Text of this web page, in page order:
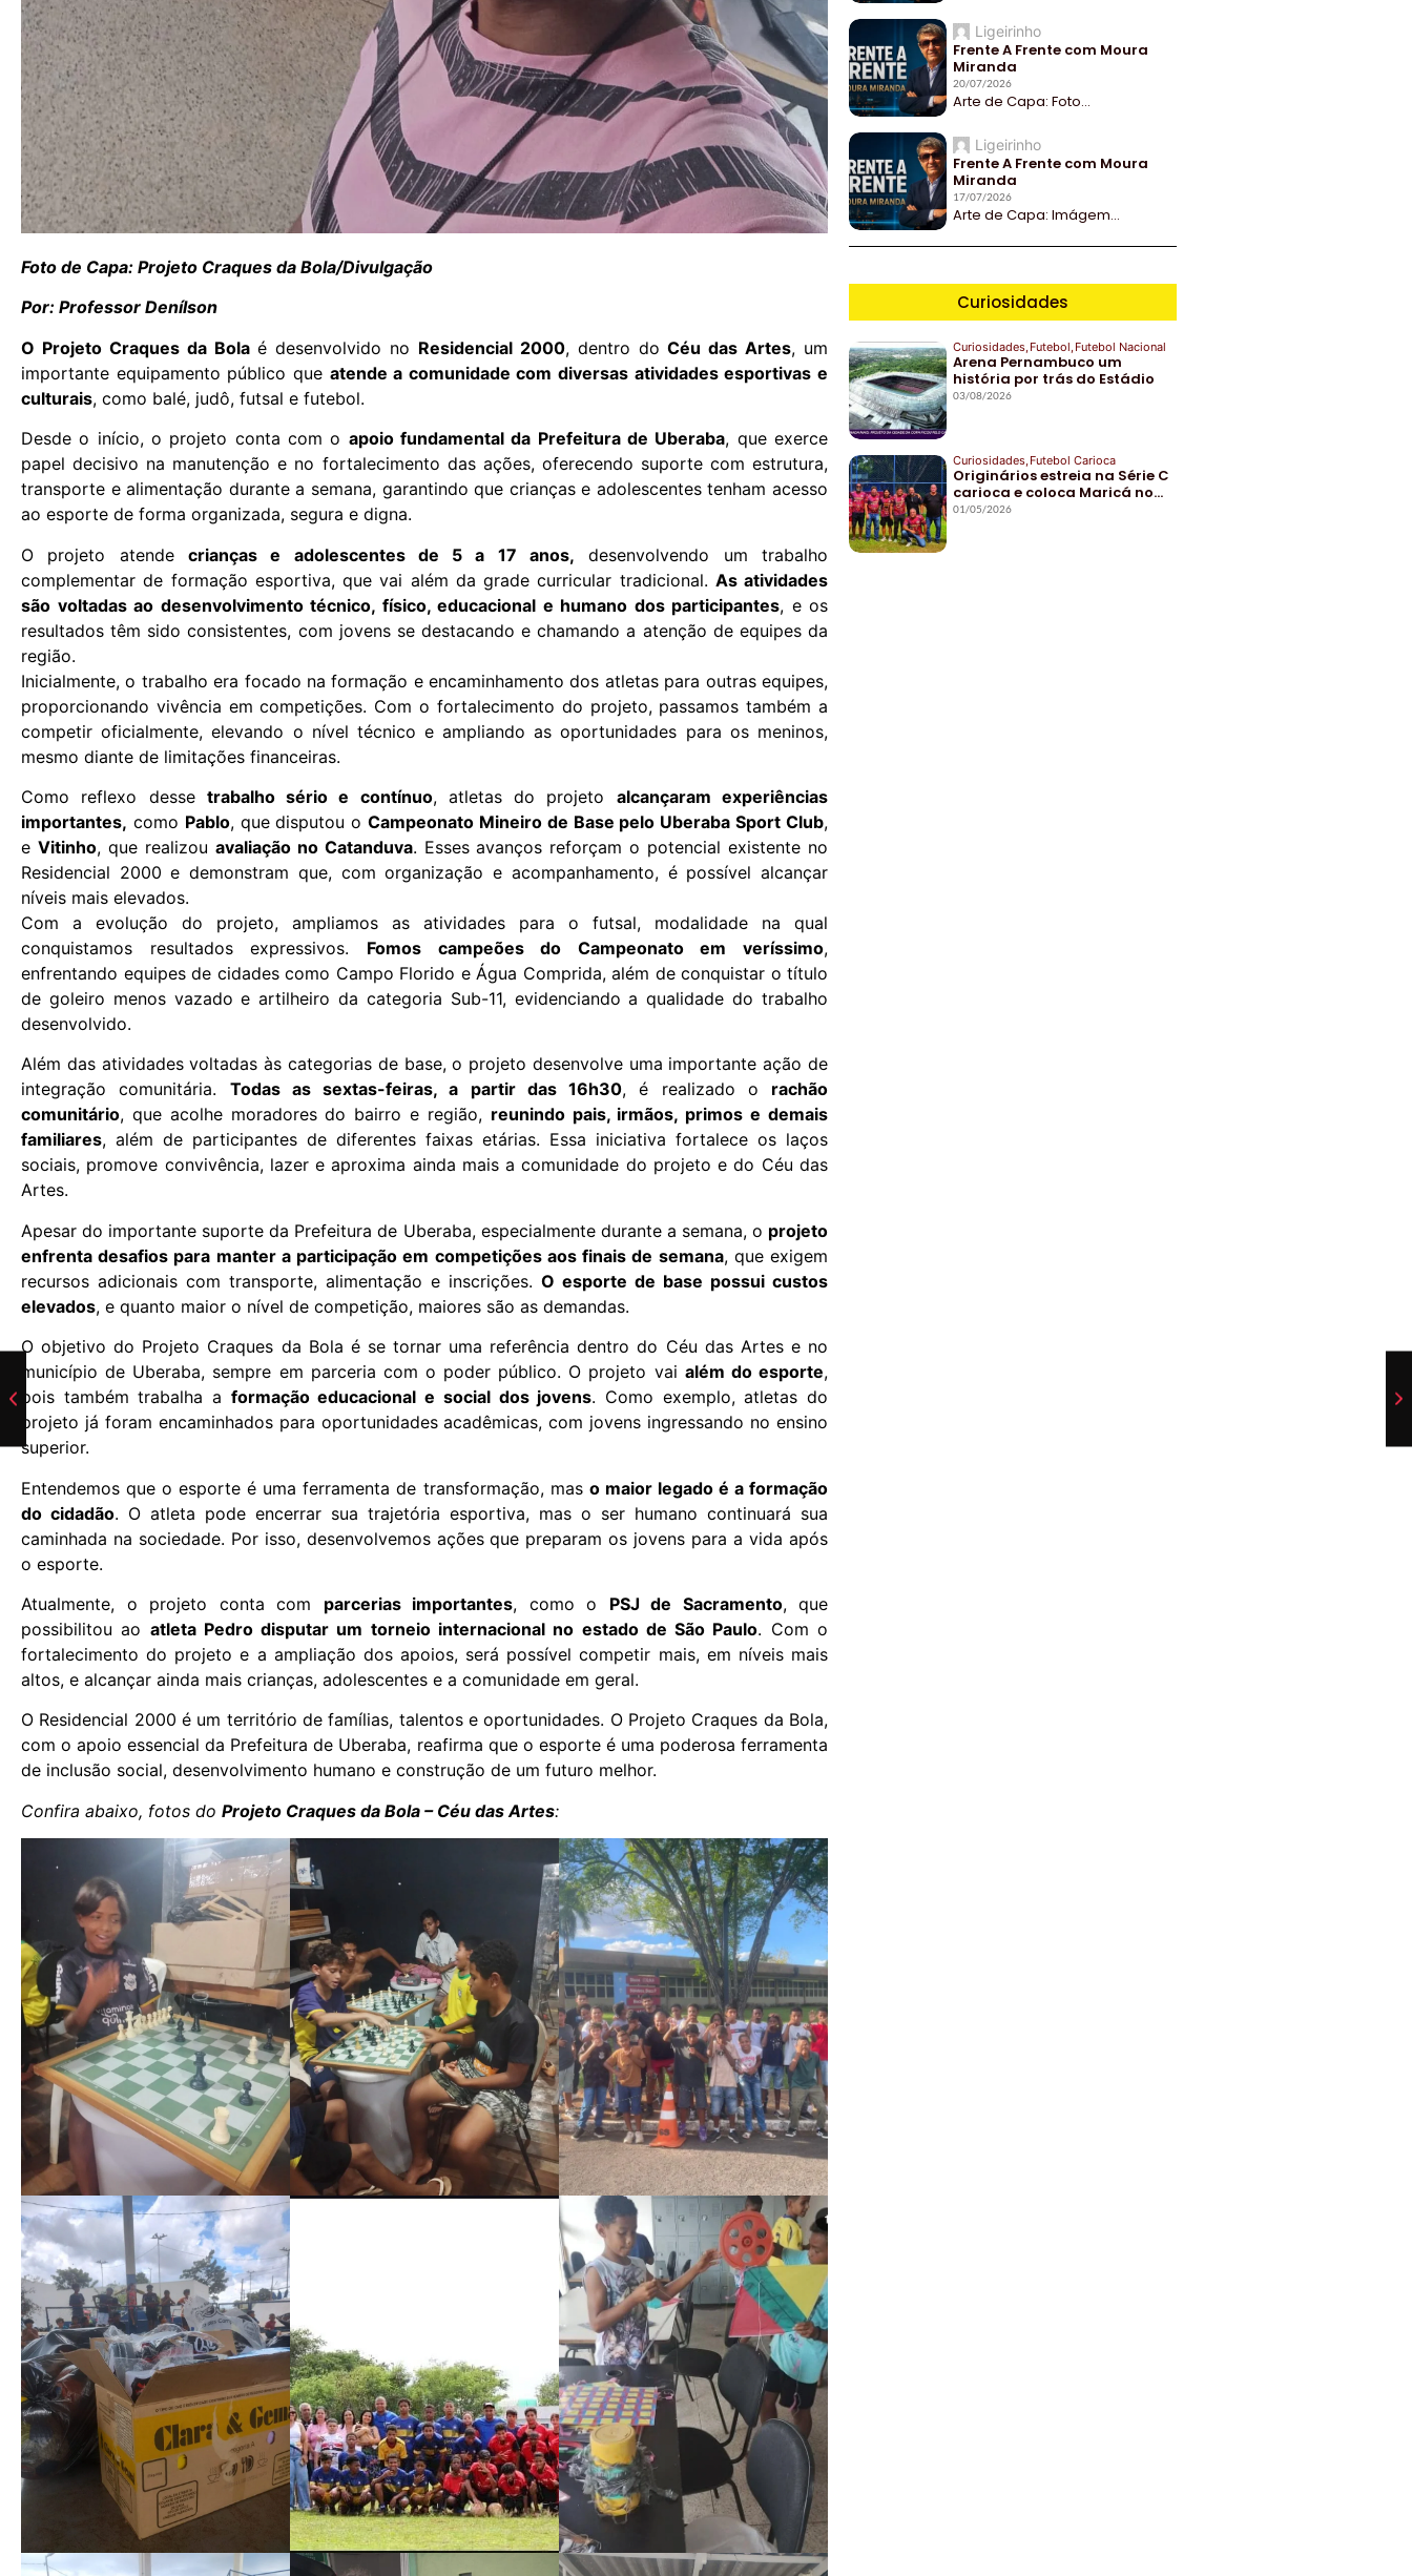
Foto de Capa: Projeto Craques da Bola/Divulgação
Por: Professor Denílson
O Projeto Craques da Bola é desenvolvido no Residencial 2000, dentro do Céu das Artes, um
importante equipamento público que atende a comunidade com diversas atividades esportivas e
culturais, como balé, judô, futsal e futebol.
Desde o início, o projeto conta com o apoio fundamental da Prefeitura de Uberaba, que exerce
papel decisivo na manutenção e no fortalecimento das ações, oferecendo suporte com estrutura,
transporte e alimentação durante a semana, garantindo que crianças e adolescentes tenham acesso
ao esporte de forma organizada, segura e digna.
O projeto atende crianças e adolescentes de 5 a 17 anos, desenvolvendo um trabalho
complementar de formação esportiva, que vai além da grade curricular tradicional. As atividades
são voltadas ao desenvolvimento técnico, físico, educacional e humano dos participantes, e os
resultados têm sido consistentes, com jovens se destacando e chamando a atenção de equipes da
região.
Inicialmente, o trabalho era focado na formação e encaminhamento dos atletas para outras equipes,
proporcionando vivência em competições. Com o fortalecimento do projeto, passamos também a
competir oficialmente, elevando o nível técnico e ampliando as oportunidades para os meninos,
mesmo diante de limitações financeiras.
Como reflexo desse trabalho sério e contínuo, atletas do projeto alcançaram experiências
importantes, como Pablo, que disputou oCampeonato Mineiro de Base pelo Uberaba Sport Club,
e Vitinho, que realizou avaliação no Catanduva. Esses avanços reforçam o potencial existente no
Residencial 2000 e demonstram que, com organização e acompanhamento, é possível alcançar
níveis mais elevados.
Com a evolução do projeto, ampliamos as atividades para o futsal, modalidade na qual
conquistamos resultados expressivos. Fomos campeões do Campeonato em veríssimo,
enfrentando equipes de cidades como Campo Florido e Água Comprida, além de conquistar o título
de goleiro menos vazado e artilheiro da categoria Sub-11, evidenciando a qualidade do trabalho
desenvolvido.
Além das atividades voltadas às categorias de base, o projeto desenvolve uma importante ação de
integração comunitária. Todas as sextas-feiras, a partir das 16h30, é realizado o rachão
comunitário, que acolhe moradores do bairro e região, reunindo pais, irmãos, primos e demais
familiares, além de participantes de diferentes faixas etárias. Essa iniciativa fortalece os laços
sociais, promove convivência, lazer e aproxima ainda mais a comunidade do projeto e do Céu das
Artes.
Apesar do importante suporte da Prefeitura de Uberaba, especialmente durante a semana, o projeto
enfrenta desafios para manter a participação em competições aos finais de semana, que exigem
recursos adicionais com transporte, alimentação e inscrições. O esporte de base possui custos
elevados, e quanto maior o nível de competição, maiores são as demandas.
O objetivo do Projeto Craques da Bola é se tornar uma referência dentro do Céu das Artes e no
município de Uberaba, sempre em parceria com o poder público. O projeto vai além do esporte,
pois também trabalha a formação educacional e social dos jovens. Como exemplo, atletas do
projeto já foram encaminhados para oportunidades acadêmicas, com jovens ingressando no ensino
superior.
Entendemos que o esporte é uma ferramenta de transformação, mas o maior legado é a formação
do cidadão. O atleta pode encerrar sua trajetória esportiva, mas o ser humano continuará sua
caminhada na sociedade. Por isso, desenvolvemos ações que preparam os jovens para a vida após
o esporte.
Atualmente, o projeto conta com parcerias importantes, como o PSJ de Sacramento, que
possibilitou ao atleta Pedro disputar um torneio internacional no estado de São Paulo. Com o
fortalecimento do projeto e a ampliação dos apoios, será possível competir mais, em níveis mais
altos, e alcançar ainda mais crianças, adolescentes e a comunidade em geral.
O Residencial 2000 é um território de famílias, talentos e oportunidades. O Projeto Craques da Bola,
com o apoio essencial da Prefeitura de Uberaba, reafirma que o esporte é uma poderosa ferramenta
de inclusão social, desenvolvimento humano e construção de um futuro melhor.
Confira abaixo, fotos do Projeto Craques da Bola – Céu das Artes:
Ligeirinho
Frente A Frente com Moura
Miranda
20/07/2026
Arte de Capa: Foto...
Ligeirinho
Frente A Frente com Moura
Miranda
17/07/2026
Arte de Capa: Imágem...
Curiosidades
Curiosidades Futebol Futebol Nacional
Arena Pernambuco um
história por trás do Estádio
03/08/2026
Curiosidades Futebol Carioca
Originários estreia na Série C
carioca e coloca Maricá no…
01/05/2026